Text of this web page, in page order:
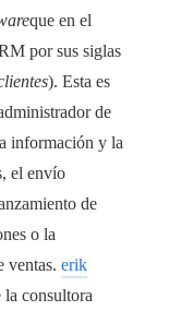
que en el
por sus siglas
). Esta es
de
información y la
el envío
de
o la
ventas. erik
consultora